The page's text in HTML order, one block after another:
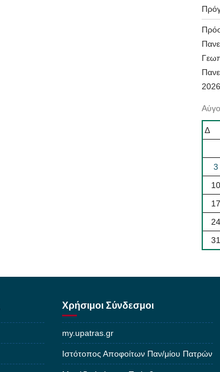
Δ
3
10
17
24
31
Χρήσιμοι Σύνδεσμοι
my.upatras.gr
Ιστότοπος Αποφοίτων Παν/μίου Πατρών